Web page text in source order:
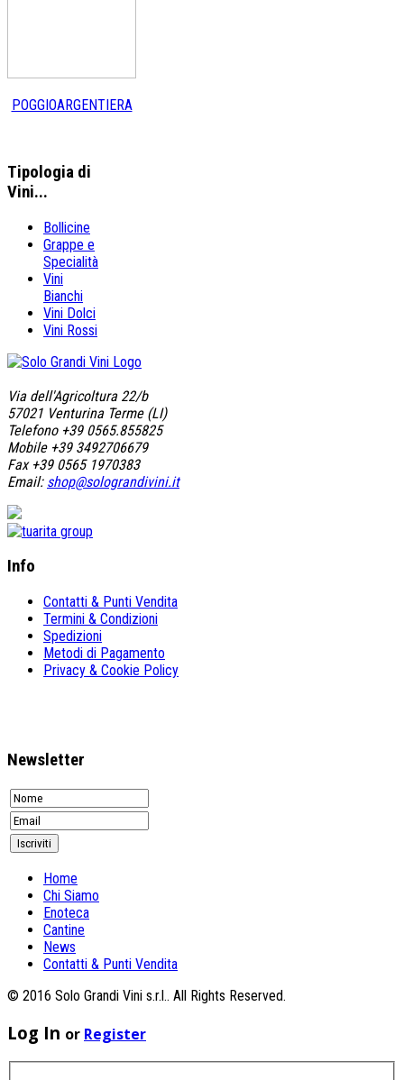
POGGIOARGENTIERA
Tipologia di
Vini...
Bollicine
Grappe e
Specialità
Vini
Bianchi
Vini Dolci
Vini Rossi
Via dell'Agricoltura 22/b
57021 Venturina Terme (LI)
Telefono +39 0565.855825
Mobile +39 3492706679
Fax +39 0565 1970383
Email: shop@solograndivini.it
Info
Contatti & Punti Vendita
Termini & Condizioni
Spedizioni
Metodi di Pagamento
Privacy & Cookie Policy
Newsletter
Home
Chi Siamo
Enoteca
Cantine
News
Contatti & Punti Vendita
© 2016 Solo Grandi Vini s.r.l.. All Rights Reserved.
Log In or Register